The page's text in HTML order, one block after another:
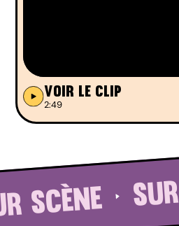
Voir le clip
2:49
SCÈNE